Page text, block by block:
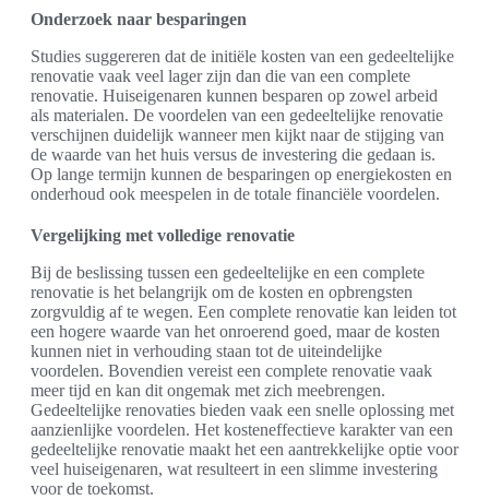
Onderzoek naar besparingen
Studies suggereren dat de initiële kosten van een gedeeltelijke
renovatie vaak veel lager zijn dan die van een complete
renovatie. Huiseigenaren kunnen besparen op zowel arbeid
als materialen. De voordelen van een gedeeltelijke renovatie
verschijnen duidelijk wanneer men kijkt naar de stijging van
de waarde van het huis versus de investering die gedaan is.
Op lange termijn kunnen de besparingen op energiekosten en
onderhoud ook meespelen in de totale financiële voordelen.
Vergelijking met volledige renovatie
Bij de beslissing tussen een gedeeltelijke en een complete
renovatie is het belangrijk om de kosten en opbrengsten
zorgvuldig af te wegen. Een complete renovatie kan leiden tot
een hogere waarde van het onroerend goed, maar de kosten
kunnen niet in verhouding staan tot de uiteindelijke
voordelen. Bovendien vereist een complete renovatie vaak
meer tijd en kan dit ongemak met zich meebrengen.
Gedeeltelijke renovaties bieden vaak een snelle oplossing met
aanzienlijke voordelen. Het kosteneffectieve karakter van een
gedeeltelijke renovatie maakt het een aantrekkelijke optie voor
veel huiseigenaren, wat resulteert in een slimme investering
voor de toekomst.